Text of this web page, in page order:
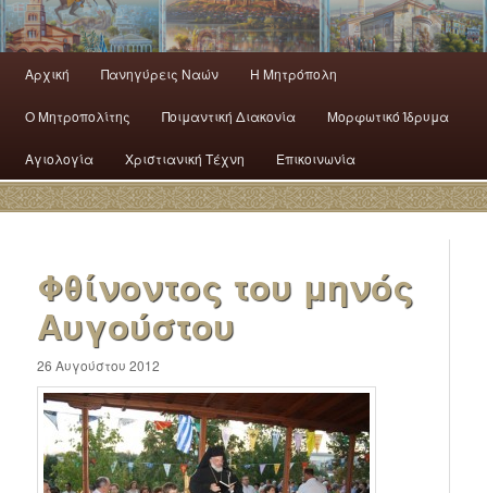
Αρχική Πανηγύρεις Ναών H Mητρόπολη
Ο Mητροπολίτης Ποιμαντική Διακονία Μορφωτικό Ίδρυμα
Αγιολογία Χριστιανική Τέχνη Επικοινωνία
Φθίνοντος του μηνός
Αυγούστου
26 Αυγούστου 2012